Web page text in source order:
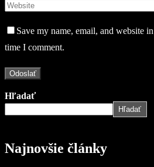
Save my name, email, and website
time I comment.
Hľadať
Hľadať
Najnovšie články